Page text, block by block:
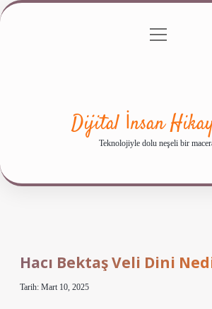
Gizlilik Politikası
menüyü
Dijital İnsan
Teknolojiyle dolu neşeli bir
Hacı Bektaş Veli Dini
Tarih: Mart 10, 2025